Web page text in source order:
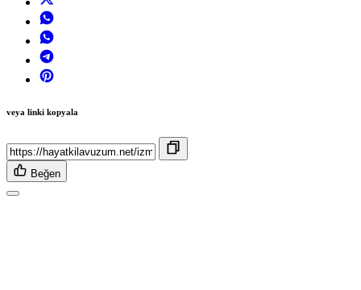
veya linki kopyala
Beğen